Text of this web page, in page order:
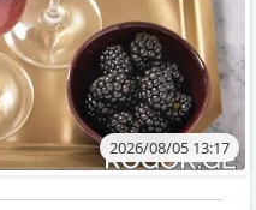
2026/08/05 13:17